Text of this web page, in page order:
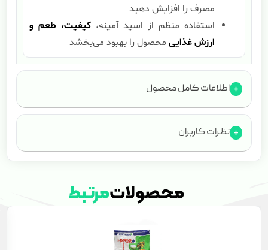
مصرف را افزایش دهید
استفاده منظم از اسید آمینه،کیفیت، طعم و
ارزش غذاییمحصول را بهبود می‌بخشد
اطلاعات کامل محصول
نظرات کاربران
محصولاتمرتبط